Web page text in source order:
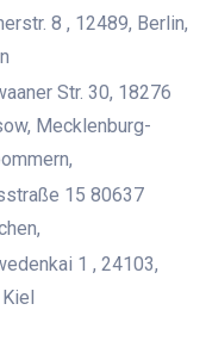
8 , 12489, Berlin,
Str. 30, 18276
Mecklenburg-
15 80637
1 , 24103,